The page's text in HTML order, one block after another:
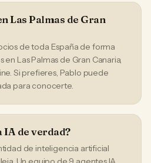
Las Palmas de Gran
de toda España de forma
Las Palmas de Gran Canaria,
Si prefieres, Pablo puede
para conocerte.
IA de verdad?
de inteligencia artificial